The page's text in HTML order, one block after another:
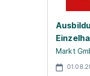
Markt